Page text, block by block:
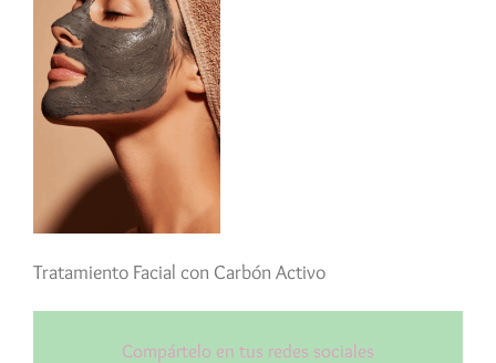
Tratamiento Facial con Carbón Activo
Compártelo en tus redes sociales